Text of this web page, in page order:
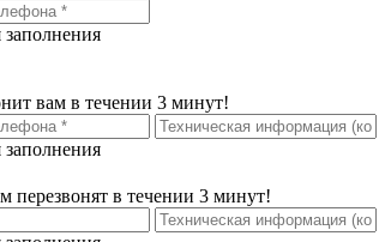
заполнения
вам в течении 3 минут!
заполнения
перезвонят в течении 3 минут!